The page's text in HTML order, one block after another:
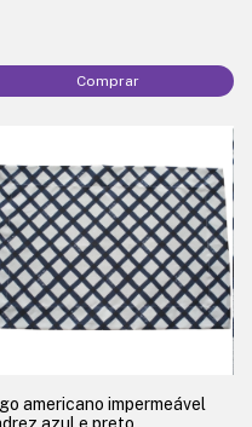
americano impermeável